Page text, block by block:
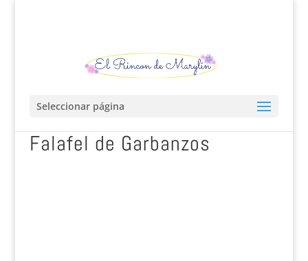
Seleccionar página
Falafel de Garbanzos